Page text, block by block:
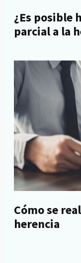
¿Es posible
parcial a la
Cómo se
herencia